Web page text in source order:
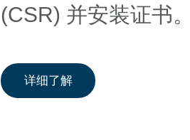
(CSR) 并安装证书。
详细了解数字证书和 SSL 证书